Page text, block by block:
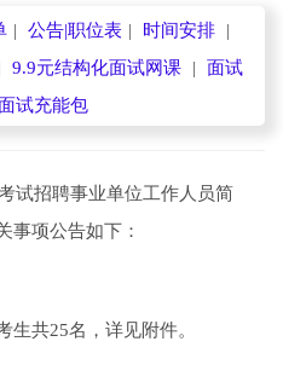
| 公告|职位表 | 时间安排
|
9.9元结构化面试网课 |
面试
试充能包
试招聘事业单位工作人员简
事项公告如下：
生共25名，详见附件。